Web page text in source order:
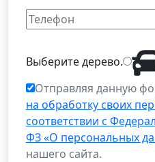
Выберитедерево.
Отправляя данную
на обработку своих
соответствии с
ФЗ «О персональных
нашего сайта.